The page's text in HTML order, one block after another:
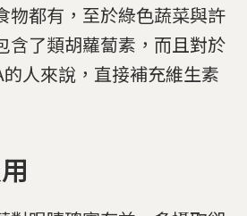
物都有，至於綠色蔬菜與許
含了類胡蘿蔔素，而且對於
人來說，直接補充維生素